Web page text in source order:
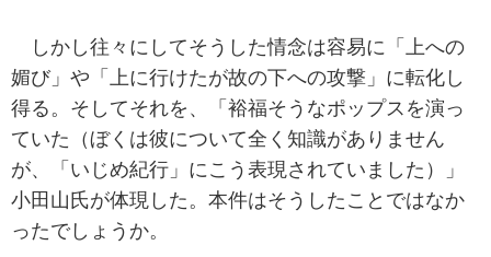
しかし往々にしてそうした情念は容易に「上への
媚び」や「上に行けたが故の下への攻撃」に転化し
得る。そしてそれを、「裕福そうなポップスを演っ
ていた（ぼくは彼について全く知識がありません
が、「いじめ紀行」にこう表現されていました）」
小田山氏が体現した。本件はそうしたことではなか
ったでしょうか。